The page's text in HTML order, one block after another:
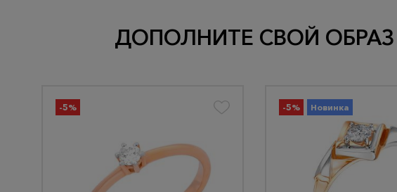
ДОПОЛНИТЕ СВОЙ ОБРАЗ
-5% -5% Новинка